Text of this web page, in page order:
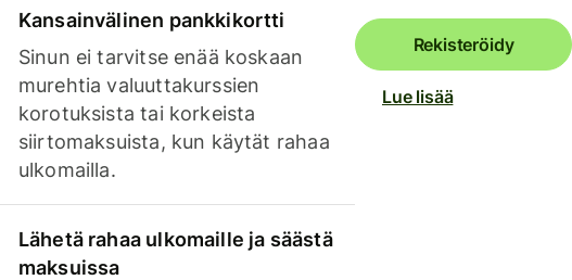
Kansainvälinen pankkikortti
Sinun ei tarvitse enää koskaan
murehtia valuuttakurssien
korotuksista tai korkeista
siirtomaksuista, kun käytät rahaa
ulkomailla.
Lähetä rahaa ulkomaille ja säästä
maksuissa
Rekisteröidy
Lue lisää